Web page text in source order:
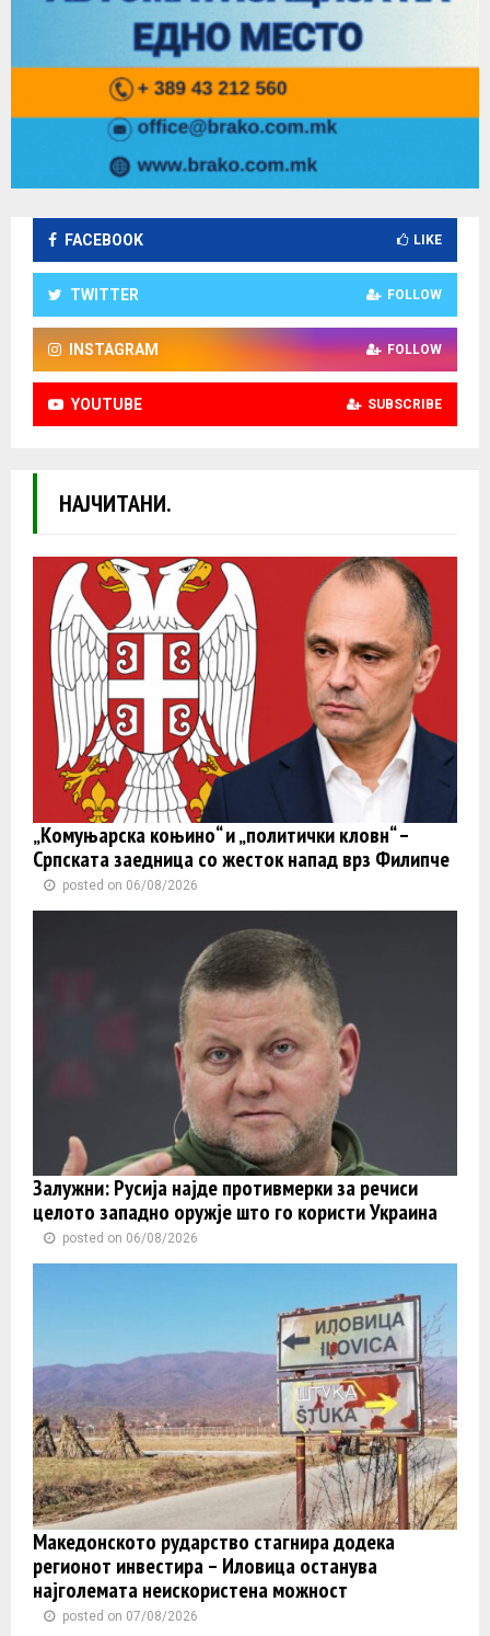
FACEBOOK LIKE
TWITTER FOLLOW
INSTAGRAM FOLLOW
YOUTUBE SUBSCRIBE
НАЈЧИТАНИ.
„Комуњарска коњино“ и „политички кловн“ –
Српската заедница со жесток напад врз Филипче
posted on 06/08/2026
Залужни: Русија најде противмерки за речиси
целото западно оружје што го користи Украина
posted on 06/08/2026
Македонското рударство стагнира додека
регионот инвестира – Иловица останува
најголемата неискористена можност
posted on 07/08/2026